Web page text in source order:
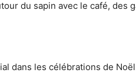
du sapin avec le café, des
dans les célébrations de